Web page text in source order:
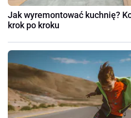
Jak wyremontować kuchnię?
krok po kroku